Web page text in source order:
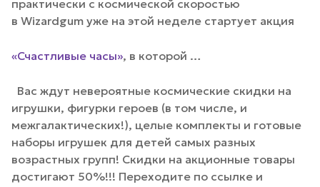
практически с космической скоростью
в Wizardgum уже на этой неделе стартует акция
«Счастливые часы», в которой …
Вас ждут невероятные космические скидки на
игрушки, фигурки героев (в том числе, и
межгалактических!), целые комплекты и готовые
наборы игрушек для детей самых разных
возрастных групп! Скидки на акционные товары
достигают 50%!!! Переходите по ссылке и